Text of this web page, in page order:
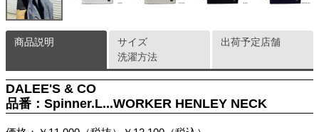
商品説明
DALEE'S & CO
品番：Spinner.L...WORKER HENLEY NECK
サイズ
洗濯方法
出荷予定店舗